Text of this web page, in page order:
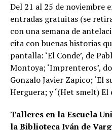
Del 21 al 25 de noviembre
entradas gratuitas (se
con una semana de
cita con buenas historias
pantalla: ‘El Conde’, de
Montoya; ‘Imprenteros’,
Gonzalo Javier Zapico; ‘El
Herguera; y ‘(Het smelt) El
Talleres en la Escuela
la Biblioteca Iván de